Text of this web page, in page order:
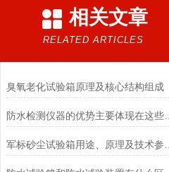
相关文章
RELATED ARTICLES
臭氧老化试验箱原理及核心结构组成
防水检测仪器的优势主要体现在这些方面！